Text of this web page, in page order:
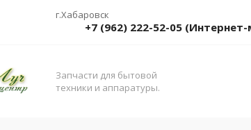
г.Хабаровск
+7 (962) 222-52-05
Запчасти для бытовой
техники и аппаратуры.